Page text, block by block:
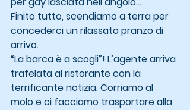
Finito tutto, scendiamo a terra per
concederci un rilassato pranzo di
arrivo.
“La barca è a scogli”! L’agente arriva
trafelata al ristorante con la
terrificante notizia. Corriamo al
molo e ci facciamo trasportare alla